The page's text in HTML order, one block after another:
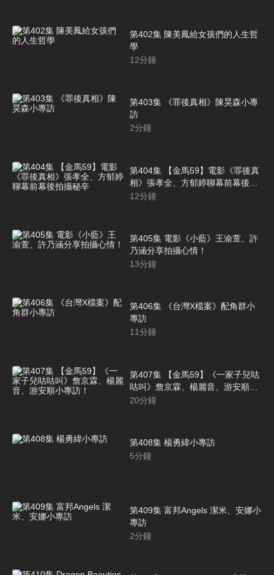
第402集 陳美鳳給女孩們的人生哲
學
12分鐘
第403集 《罪後真相》陳昊森小專
訪
2分鐘
第404集 【金馬59】電影《罪後真
相》張孝全、方郁婷聊幕前幕後拍
攝秘辛
12分鐘
第405集 電影《小藍》王渝萱、許
乃涵分享拍攝心情！
13分鐘
第406集 《台灣X檔案》配角群小
專訪
11分鐘
第407集 【金馬59】《一家子兒咕
咕叫》詹京霖、楊麗音、游安順小
專訪！
20分鐘
第408集 楊勇緯小專訪
5分鐘
第409集 富邦Angels 潔米、安娜小
專訪
2分鐘